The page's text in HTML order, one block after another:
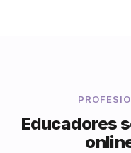
Educadores